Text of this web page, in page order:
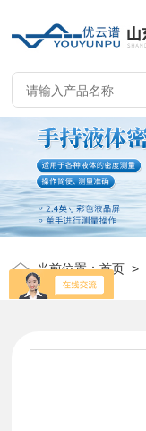
当前位置：首页 >